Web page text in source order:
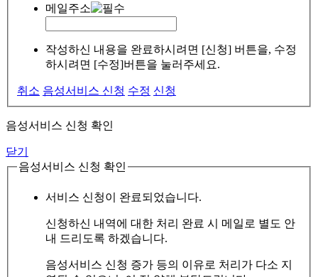
메일주소
작성하신 내용을 완료하시려면 [신청] 버튼을, 수정
하시려면 [수정]버튼을 눌러주세요.
취소 음성서비스 신청 수정 신청
음성서비스 신청 확인
닫기
음성서비스 신청 확인
서비스 신청이 완료되었습니다.
신청하신 내역에 대한 처리 완료 시 메일로 별도 안
내 드리도록 하겠습니다.
음성서비스 신청 증가 등의 이유로 처리가 다소 지